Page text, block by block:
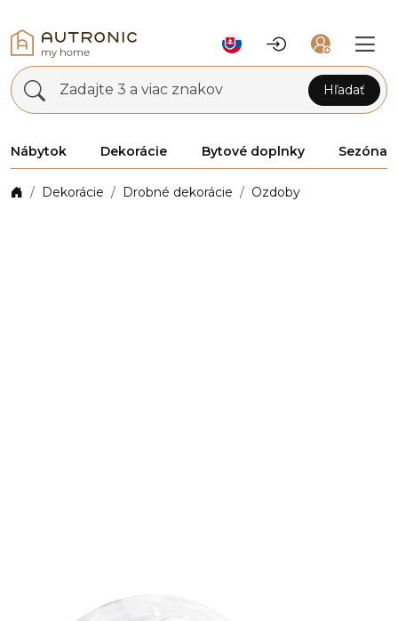
Zadajte 3 a viac znakov Hľadať
Nábytok Dekorácie Bytové doplnky Sezóna
Dekorácie Drobné dekorácie Ozdoby